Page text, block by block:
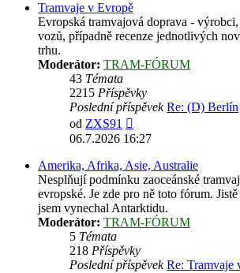
Tramvaje v Evropě
Evropská tramvajová doprava -
vozů, případně recenze jednotlivých
trhu.
Moderátor: TRAM-FÓRUM
43 Témata
2215 Příspěvky
Poslední příspěvek Re: (D) Berlín
od ZXS91
poslední
06.7.2026 16:27
Amerika, Afrika, Asie, Australie
Nesplňují podmínku zaoceánské
evropské. Je zde pro ně toto fórum.
jsem vynechal Antarktidu.
Moderátor: TRAM-FÓRUM
5 Témata
218 Příspěvky
Poslední příspěvek Re: Tramvaje